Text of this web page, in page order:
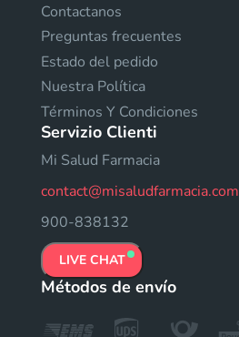
Contactanos
Preguntas frecuentes
Estado del pedido
Nuestra Política
Términos Y Condiciones
Servizio Clienti
Mi Salud Farmacia
contact@misaludfarmacia.com
900-838132
LIVE CHAT
Métodos de envío